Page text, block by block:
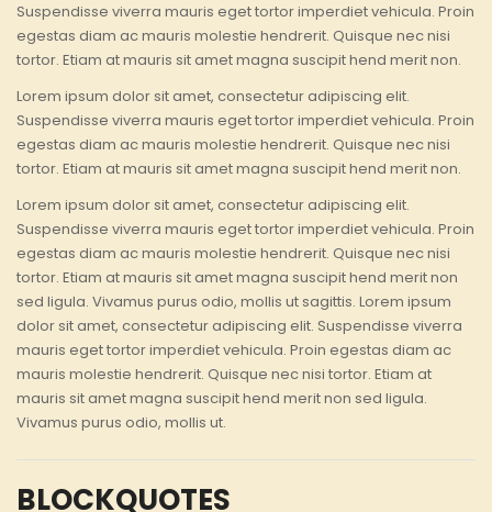
Suspendisse viverra mauris eget tortor imperdiet vehicula. Proin
egestas diam ac mauris molestie hendrerit. Quisque nec nisi
tortor. Etiam at mauris sit amet magna suscipit hend merit non.
Lorem ipsum dolor sit amet, consectetur adipiscing elit.
Suspendisse viverra mauris eget tortor imperdiet vehicula. Proin
egestas diam ac mauris molestie hendrerit. Quisque nec nisi
tortor. Etiam at mauris sit amet magna suscipit hend merit non.
Lorem ipsum dolor sit amet, consectetur adipiscing elit.
Suspendisse viverra mauris eget tortorimperdiet vehicula. Proin
egestas diam ac mauris molestie hendrerit. Quisque nec nisi
tortor. Etiam at mauris sit amet magna suscipit hend merit non
sed ligula. Vivamus purus odio, mollis ut sagittis. Lorem ipsum
dolor sit amet, consectetur adipiscing elit. Suspendisse viverra
mauris eget tortor imperdiet vehicula. Proin egestas diam ac
mauris molestie hendrerit. Quisque nec nisi tortor. Etiam at
mauris sit amet magna suscipit hend meritnon sed ligula.
Vivamus purus odio, mollis ut.
BLOCKQUOTES